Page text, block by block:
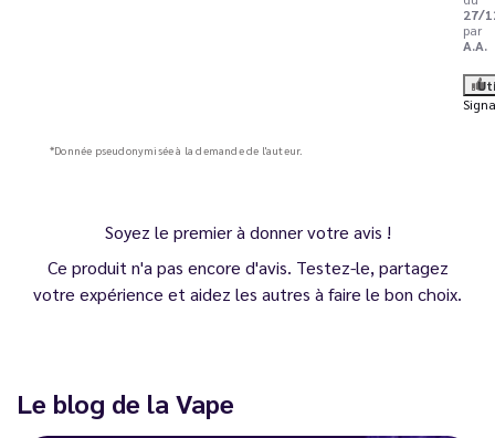
27/
par
A.A.
*Donnée pseudonymisée à la demande de l'auteur.
Soyez le premier à donner votre avis !
Ce produit n'a pas encore d'avis. Testez-le, partagez
votre expérience et aidez les autres à faire le bon choix.
Le blog de la Vape